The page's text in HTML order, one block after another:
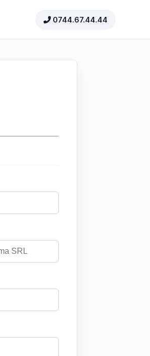
0744.67.44.44